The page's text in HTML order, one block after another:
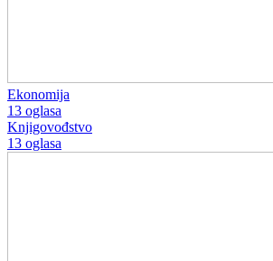
Ekonomija
13 oglasa
Knjigovođstvo
13 oglasa